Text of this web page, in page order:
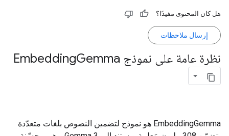
هل كان المحتوى مفيدًا؟
إرسال ملاحظات
نظرة عامة على نموذج Embedding Gemma
‫EmbeddingGemma هو نموذج لتضمين النصوص بلغات متعدّدة